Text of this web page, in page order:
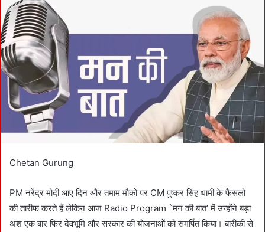
a
i
l
Chetan Gurung
PM नरेंद्र मोदी आए दिन और तमाम मौकों पर CM पुष्कर सिंह धामी के फैसलों
की तारीफ करते हैं लेकिन आज Radio Program `मन की बात’ में उन्होंने बड़ा
अंश एक बार फिर देवभूमि और सरकार की योजनाओं को समर्पित किया। बारीकी से